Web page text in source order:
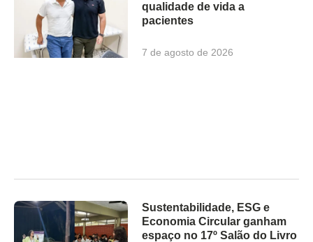
qualidade de vida a
pacientes
7 de agosto de 2026
Sustentabilidade, ESG e
Economia Circular ganham
espaço no 17º Salão do Livro